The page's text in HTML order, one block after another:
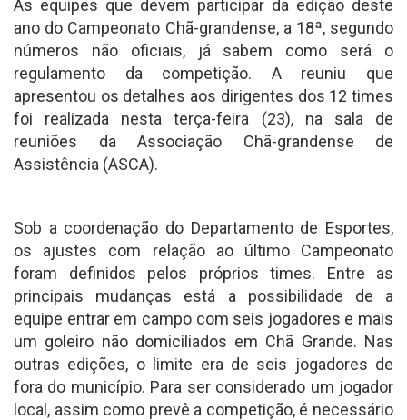
As equipes que devem participar da edição deste
ano do Campeonato Chã-grandense, a 18ª, segundo
números não oficiais, já sabem como será o
regulamento da competição. A reuniu que
apresentou os detalhes aos dirigentes dos 12 times
foi realizada nesta terça-feira (23), na sala de
reuniões da Associação Chã-grandense de
Assistência (ASCA).
Sob a coordenação do Departamento de Esportes,
os ajustes com relação ao último Campeonato
foram definidos pelos próprios times. Entre as
principais mudanças está a possibilidade de a
equipe entrar em campo com seis jogadores e mais
um goleiro não domiciliados em Chã Grande. Nas
outras edições, o limite era de seis jogadores de
fora do município. Para ser considerado um jogador
local, assim como prevê a competição, é necessário